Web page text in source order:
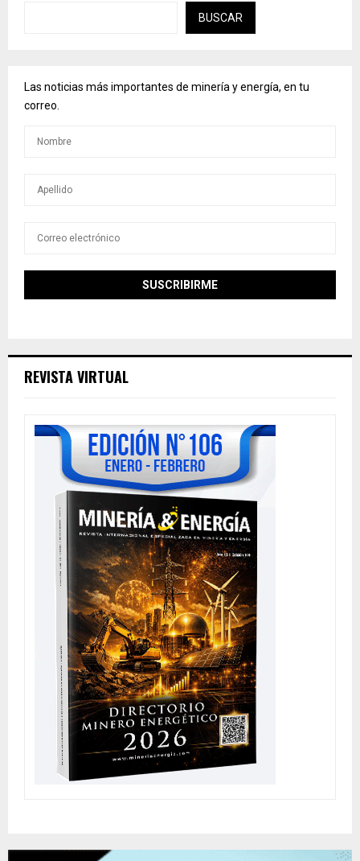
BUSCAR
Las noticias más importantes de minería y energía, en tu
correo.
REVISTA VIRTUAL